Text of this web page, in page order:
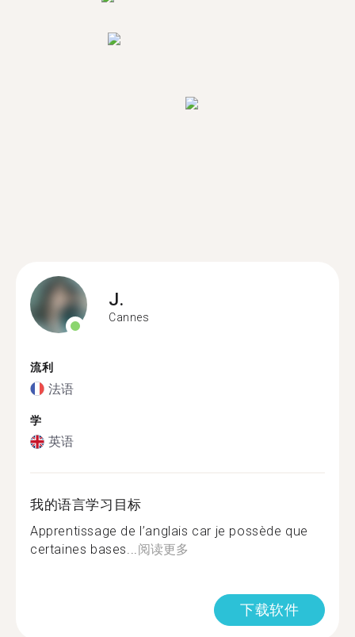
J.
Cannes
流利
法语
学
英语
我的语言学习目标
Apprentissage de l’anglais car je possède que
certaines bases...阅读更多
下载软件